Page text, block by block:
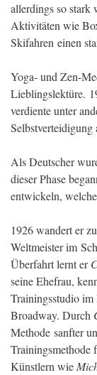
allerdings so stark
Aktivitäten wie
Skifahren einen
Yoga- und Zen-
Lieblingslektüre.
verdiente unter
Selbstverteidigung
Als Deutscher
dieser Phase
entwickeln,
1926 wandert er
Weltmeister im
Überfahrt lernt er
seine Ehefrau,
Trainingsstudio
Broadway. Durch
Methode sanfter
Trainingsmethode
Künstlern wie